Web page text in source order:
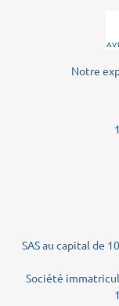
Notre
SAS au capital de
Société